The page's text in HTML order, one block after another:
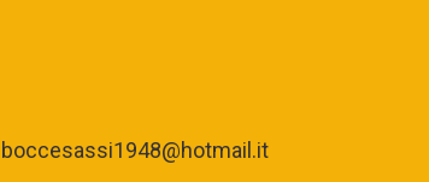
boccesassi1948@hotmail.it